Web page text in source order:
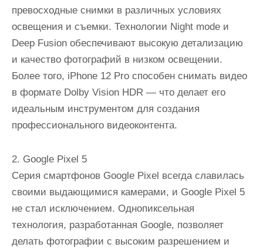
превосходные снимки в различных условиях
освещения и съемки. Технологии Night mode и
Deep Fusion обеспечивают высокую детализацию
и качество фотографий в низком освещении.
Более того, iPhone 12 Pro способен снимать видео
в формате Dolby Vision HDR — что делает его
идеальным инструментом для создания
профессионального видеоконтента.
2. Google Pixel 5
Серия смартфонов Google Pixel всегда славилась
своими выдающимися камерами, и Google Pixel 5
не стал исключением. Однопиксельная
технология, разработанная Google, позволяет
делать фотографии с высоким разрешением и